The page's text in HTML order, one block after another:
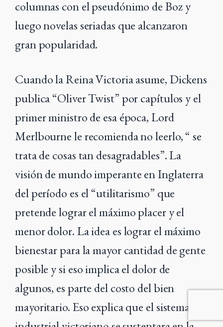
columnas con el pseudónimo de Boz y
luego novelas seriadas que alcanzaron
gran popularidad.
Cuando la Reina Victoria asume, Dickens
publica “Oliver Twist” por capítulos y el
primer ministro de esa época, Lord
Merlbourne le recomienda no leerlo, “ se
trata de cosas tan desagradables”. La
visión de mundo imperante en Inglaterra
del período es el “utilitarismo” que
pretende lograr el máximo placer y el
menor dolor. La idea es lograr el máximo
bienestar para la mayor cantidad de gente
posible y si eso implica el dolor de
algunos, es parte del costo del bien
mayoritario. Eso explica que el sistema